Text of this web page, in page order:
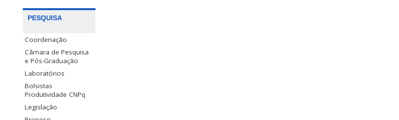
PESQUISA
Coordenação
Câmara de Pesquisa
e Pós-Graduação
Laboratórios
Bolsistas
Produtividade CNPq
Legislação